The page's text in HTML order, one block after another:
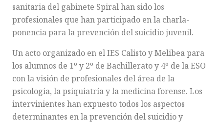
sanitaria del gabinete Spiral han sido los
profesionales que han participado en la charla-
ponencia para la prevención del suicidio juvenil.
Un acto organizado en el IES Calisto y Melibea para
los alumnos de 1º y 2º de Bachillerato y 4º de la ESO
con la visión de profesionales del área de la
psicología, la psiquiatría y la medicina forense. Los
intervinientes han expuesto todos los aspectos
determinantes en la prevención del suicidio y